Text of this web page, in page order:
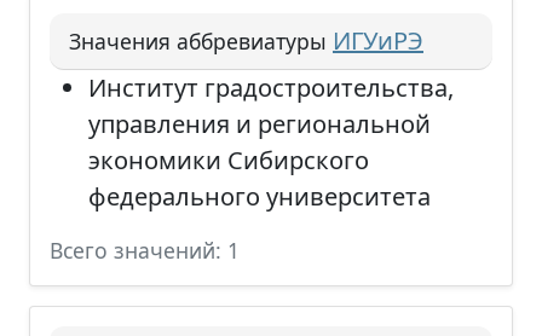
Значения аббревиатуры ИГУиРЭ
Институт градостроительства,
управления и региональной
экономики Сибирского
федерального университета
Всего значений: 1